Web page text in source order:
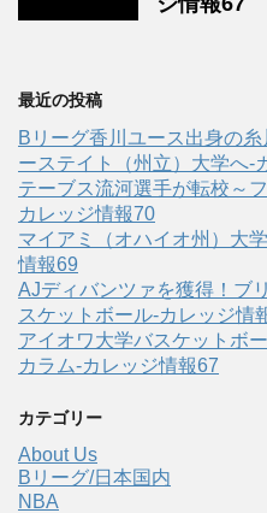
最近の投稿
Bリーグ香川ユース出身の
ーステイト（州立）大学へ‐
テーブス流河選手が転校～
カレッジ情報70
マイアミ（オハイオ州）大
情報69
AJディバンツァを獲得！ブ
スケットボール-カレッジ情
アイオワ大学バスケットボ
カラム-カレッジ情報67
カテゴリー
About Us
Bリーグ/日本国内
NBA